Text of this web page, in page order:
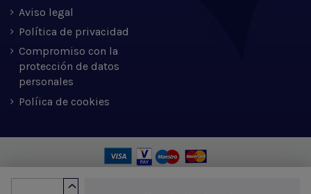
Aviso legal
Política de privacidad
Compromiso con la
protección de datos
personales
Políica de cookies
Zulu Tactical S.L. © 2022 | Desarrollado por Expertic